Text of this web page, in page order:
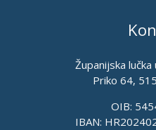
Županijska
Priko 64,
OIB:
IBAN: